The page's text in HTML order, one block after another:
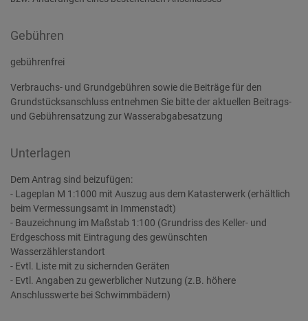
Gebühren
gebührenfrei
Verbrauchs- und Grundgebühren sowie die Beiträge für den
Grundstücksanschluss entnehmen Sie bitte der aktuellen Beitrags-
und Gebührensatzung zur Wasserabgabesatzung
Unterlagen
Dem Antrag sind beizufügen:
- Lageplan M 1:1000 mit Auszug aus dem Katasterwerk (erhältlich
beim Vermessungsamt in Immenstadt)
- Bauzeichnung im Maßstab 1:100 (Grundriss des Keller- und
Erdgeschoss mit Eintragung des gewünschten
Wasserzählerstandort
- Evtl. Liste mit zu sichernden Geräten
- Evtl. Angaben zu gewerblicher Nutzung (z.B. höhere
Anschlusswerte bei Schwimmbädern)